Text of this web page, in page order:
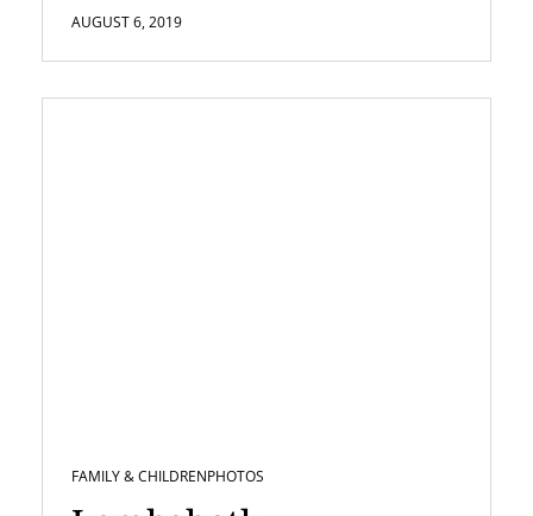
AUGUST 6, 2019
FAMILY & CHILDRENPHOTOS